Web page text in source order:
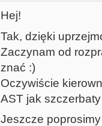
Hej!
Tak, dzięki
Zaczynam od
znać :)
Oczywiście
AST jak
Jeszcze